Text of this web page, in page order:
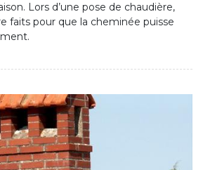
Lors d’une pose de chaudière,
faits pour que la cheminée puisse